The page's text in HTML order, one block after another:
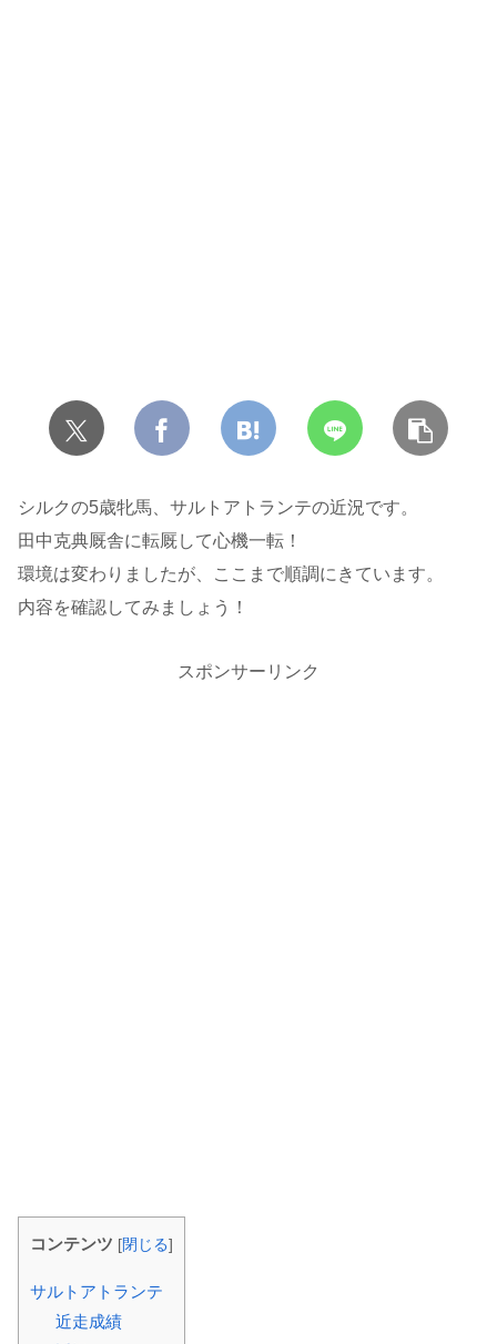
シルクの5歳牝馬、サルトアトランテの近況です。
田中克典厩舎に転厩して心機一転！
環境は変わりましたが、ここまで順調にきています。
内容を確認してみましょう！
スポンサーリンク
コンテンツ [閉じる]
サルトアトランテ
近走成績